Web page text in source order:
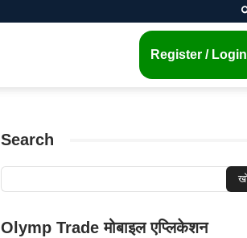
Register / Login
Search
Olymp Trade मोबाइल एप्लिकेशन